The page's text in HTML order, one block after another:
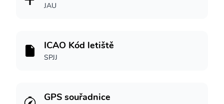
JAU
ICAO Kód letiště
SPJJ
GPS souřadnice